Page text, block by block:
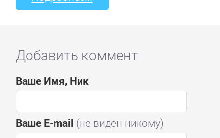
Добавить коммент
Ваше Имя, Ник
Ваше E-mail (не виден никому)